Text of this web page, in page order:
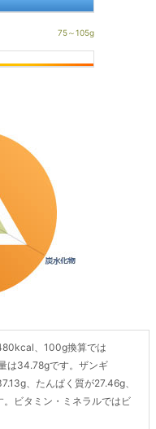
、100g換算では
は34.78gです。ザンギ
、たんぱく質が27.46g、
ビタミン・ミネラルではビ